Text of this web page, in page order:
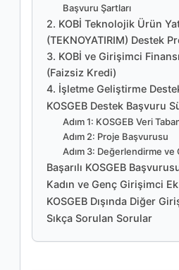
Başvuru Şartları
2. KOBİ Teknolojik Ürün
(TEKNOYATIRIM) Destek
3. KOBİ ve Girişimci
(Faizsiz Kredi)
4. İşletme Geliştirme
KOSGEB Destek Başvuru
Adım 1: KOSGEB Veri
Adım 2: Proje Başvurusu
Adım 3: Değerlendirme ve
Başarılı KOSGEB
Kadın ve Genç Girişimci
KOSGEB Dışında Diğer
Sıkça Sorulan Sorular